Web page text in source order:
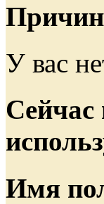
У вас
Сейчас
Имя